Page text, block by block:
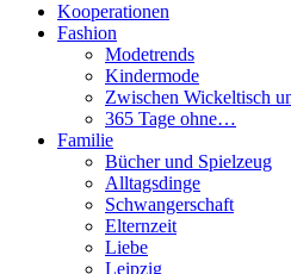
Kooperationen
Fashion
Modetrends
Kindermode
Zwischen Wickeltisch
365 Tage ohne…
Familie
Bücher und Spielzeug
Alltagsdinge
Schwangerschaft
Elternzeit
Liebe
Leipzig